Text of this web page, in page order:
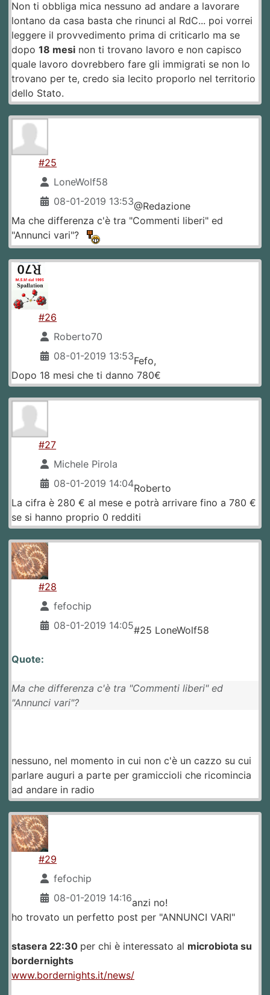
Non ti obbliga mica nessuno ad andare a lavorare
lontano da casa basta che rinunci al RdC... poi vorrei
leggere il provvedimento prima di criticarlo ma se
dopo 18 mesi non ti trovano lavoro e non capisco
quale lavoro dovrebbero fare gli immigrati se non lo
trovano per te, credo sia lecito proporlo nel territorio
dello Stato.
#25
LoneWolf58
08-01-2019 13:53@Redazione
Ma che differenza c'è tra "Commenti liberi" ed
"Annunci vari"?
#26
Roberto70
08-01-2019 13:53Fefo,
Dopo 18 mesi che ti danno 780€
#27
Michele Pirola
08-01-2019 14:04Roberto
La cifra è 280 € al mese e potrà arrivare fino a 780 €
se si hanno proprio 0 redditi
#28
fefochip
08-01-2019 14:05#25 LoneWolf58
Quote:
Ma che differenza c'è tra "Commenti liberi" ed
"Annunci vari"?
nessuno, nel momento in cui non c'è un cazzo su cui
parlare auguri a parte per gramiccioli che ricomincia
ad andare in radio
#29
fefochip
08-01-2019 14:16anzi no!
ho trovato un perfetto post per "ANNUNCI VARI"
stasera 22:30 per chi è interessato al microbiota su
bordernights
www.bordernights.it/news/